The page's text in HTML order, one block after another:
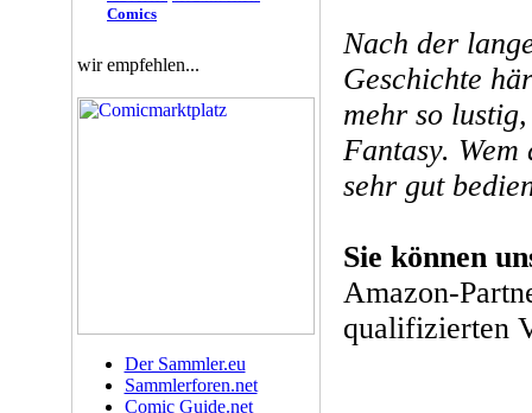
Comics
wir empfehlen...
Der Sammler.eu
Sammlerforen.net
Comic Guide.net
Nach der
Geschichte
mehr so
Fantasy.
sehr gut
Sie können
Amazon-
qualifizierten